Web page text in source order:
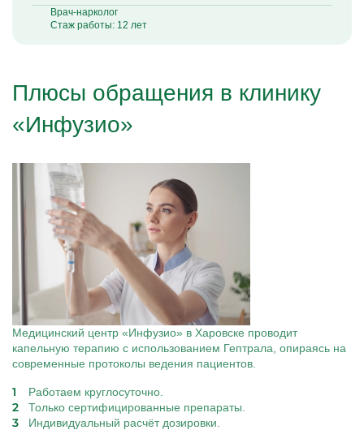
Врач-нарколог
Стаж работы: 12 лет
Плюсы обращения в клинику
«Инфузио»
Медицинский центр «Инфузио» в Харовске проводит
капельную терапию с использованием Гептрала, опираясь на
современные протоколы ведения пациентов.
Работаем круглосуточно.
Только сертифицированные препараты.
Индивидуальный расчёт дозировки.